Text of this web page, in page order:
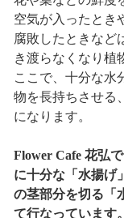
空気が入ったとき
腐敗したときなど
き渡らなくなり植
ここで、十分な水
物を長持ちさせる
になります。
Flower Cafe 花弘
に十分な「水揚げ
の茎部分を切る「
て行なっています